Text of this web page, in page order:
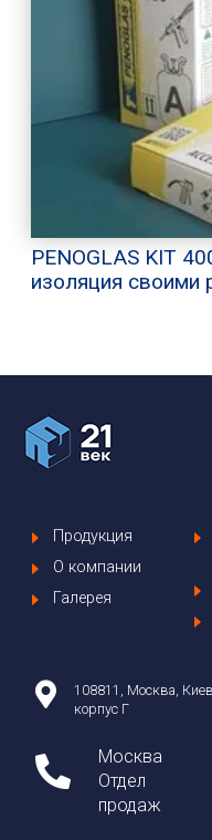
PENOGLAS KIT
изоляция своими
Продукция
О компании
Галерея
108811, Москва,
корпус Г
Москва
Отдел
продаж